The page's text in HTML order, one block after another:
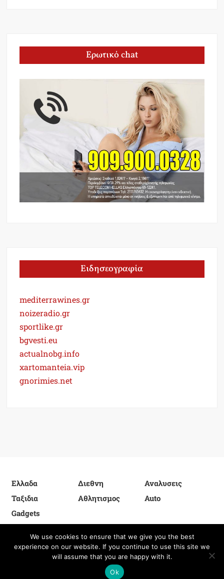
Ερωτικό chat
Ειδησεογραφία
mediterrawines.gr
noizeradio.gr
sportlike.gr
bgvesti.eu
actualnobg.info
xartomanteia.vip
gnorimies.net
Ελλαδα Διεθνη
Αναλυσεις
Ταξιδια
Αθλητισμος
Auto
Gadgets
Proudly powered by WordPress|Theme: FreeNews|By
ThemeSpiral.com.
We use cookies to ensure that we give you the best
experience on our website. If you continue to use this site we
will assume that you are happy with it.
Ok